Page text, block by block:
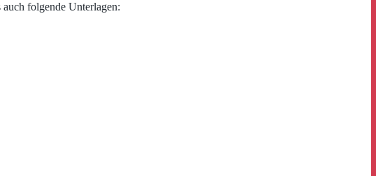
folgende Unterlagen: